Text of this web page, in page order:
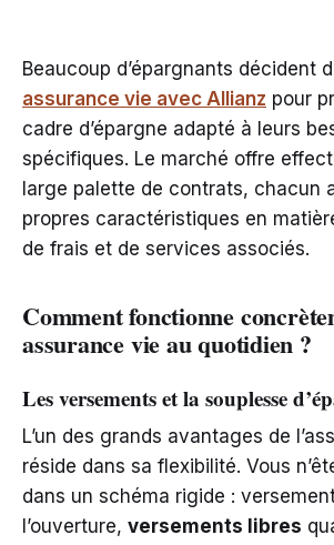
Beaucoup d’épargnants décident
assurance vie avec Allianz pour
cadre d’épargne adapté à leurs
spécifiques. Le marché offre
large palette de contrats, chacun
propres caractéristiques en
de frais et de services associés.
Comment fonctionne
assurance vie au quotidien ?
Les versements et la souplesse
L’un des grands avantages de
réside dans sa flexibilité. Vous
dans un schéma rigide :
l’ouverture, versements libres